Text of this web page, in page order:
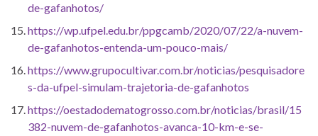
de-gafanhotos/
https://wp.ufpel.edu.br/ppgcamb/2020/07/22/a-nuvem-
de-gafanhotos-entenda-um-pouco-mais/
https://www.grupocultivar.com.br/noticias/pesquisadore
s-da-ufpel-simulam-trajetoria-de-gafanhotos
https://oestadodematogrosso.com.br/noticias/brasil/15
382-nuvem-de-gafanhotos-avanca-10-km-e-se-